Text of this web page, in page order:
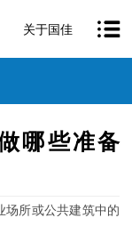
关于国佳
哪些准备
场所或公共建筑中的